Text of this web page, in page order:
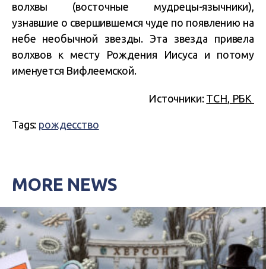
волхвы (восточные мудрецы-язычники),
узнавшие о свершившемся чуде по появлению на
небе необычной звезды. Эта звезда привела
волхвов к месту Рождения Иисуса и потому
именуется Вифлеемской.
Источники: ТСН, РБК
Tags: рождесство
MORE NEWS